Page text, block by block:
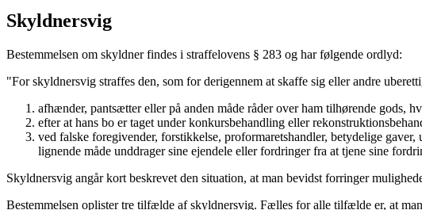
Skyldnersvig
Bestemmelsen om skyldner findes i straffelovens § 283 og har følgende ordlyd:
"For skyldnersvig straffes den, som for derigennem at skaffe sig eller andre
afhænder, pantsætter eller på anden måde råder over ham tilhørende gods,
efter at hans bo er taget under konkursbehandling eller
ved falske foregivender, forstikkelse, proformaretshandler, betydelige
lignende måde unddrager sine ejendele eller fordringer fra at tjene sine
Skyldnersvig angår kort beskrevet den situation, at man bevidst forringer
Bestemmelsen oplister tre tilfælde af skyldnersvig. Fælles for alle tilfælde er, at